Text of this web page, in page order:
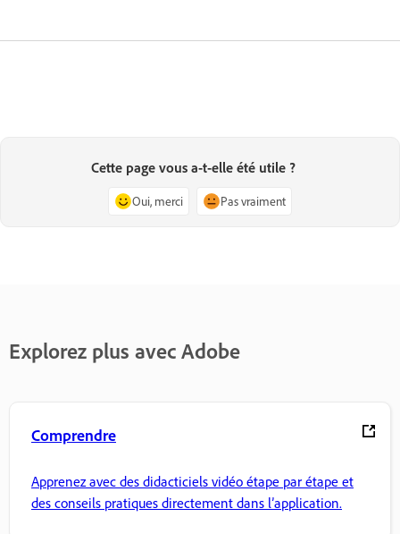
Cette page vous a-t-elle été utile ?
Oui, merci Pas vraiment
Explorez plus avec Adobe
Comprendre
Apprenez avec des didacticiels vidéo étape par étape et
des conseils pratiques directement dans l’application.